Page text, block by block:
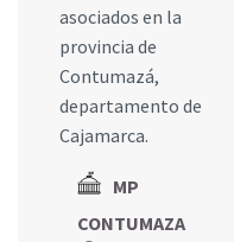
asociados en la
provincia de
Contumazá,
departamento de
Cajamarca.
MP
CONTUMAZA